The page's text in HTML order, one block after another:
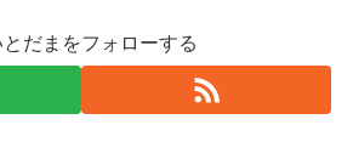
とだまをフォローする